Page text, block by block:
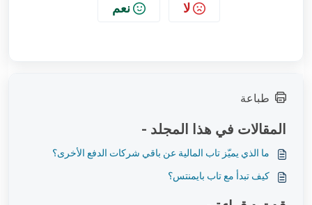
لا نعم
طباعة
المقالات في هذا المجلد -
ما الذي يميّز تاب المالية عن باقي شركات الدفع الأخرى؟
كيف تبدأ مع تاب بايمنتس؟